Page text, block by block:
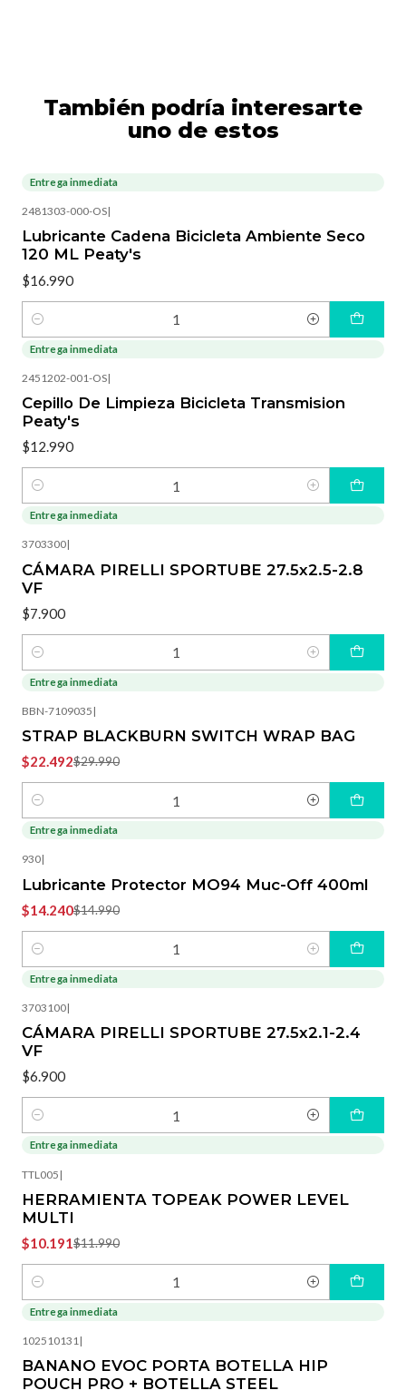
También podría interesarte
uno de estos
Entrega inmediata
2481303-000-OS|
Lubricante Cadena Bicicleta Ambiente Seco
120 ML Peaty's
$16.990
Cantidad
Entrega inmediata
2451202-001-OS|
Cepillo De Limpieza Bicicleta Transmision
Peaty's
$12.990
Cantidad
Entrega inmediata
3703300|
CÁMARA PIRELLI SPORTUBE 27.5x2.5-2.8
VF
$7.900
Cantidad
-25%
Entrega inmediata
BBN-7109035 |
STRAP BLACKBURN SWITCH WRAP BAG
$22.492$29.990
Cantidad
Entrega inmediata
930|
Lubricante Protector MO94 Muc-Off 400ml
$14.240$14.990
Cantidad
Entrega inmediata
3703100|
CÁMARA PIRELLI SPORTUBE 27.5x2.1-2.4
VF
$6.900
Cantidad
Entrega inmediata
TTL005 |
HERRAMIENTA TOPEAK POWER LEVEL
MULTI
$10.191$11.990
Cantidad
-25%
Entrega inmediata
102510131|
BANANO EVOC PORTA BOTELLA HIP
POUCH PRO + BOTELLA STEEL